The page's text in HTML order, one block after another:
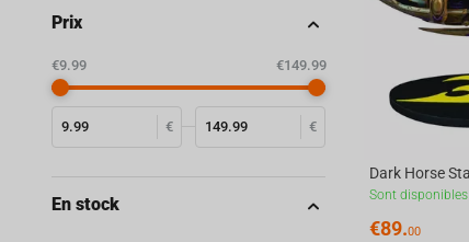
Sont disponibles
€89.00
Prix
€ €
‎€9.99 ‎€149.99
En stock